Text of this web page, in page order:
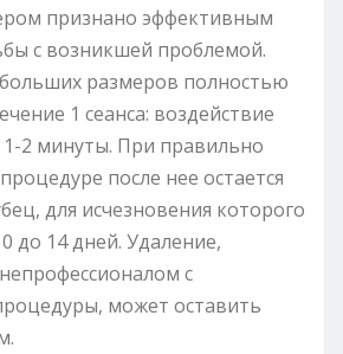
признано эффективным
с возникшей проблемой.
размеров полностью
1 сеанса: воздействие
1-2 минуты. При правильно
после нее остается
для исчезновения которого
до 14 дней. Удаление,
с
может оставить